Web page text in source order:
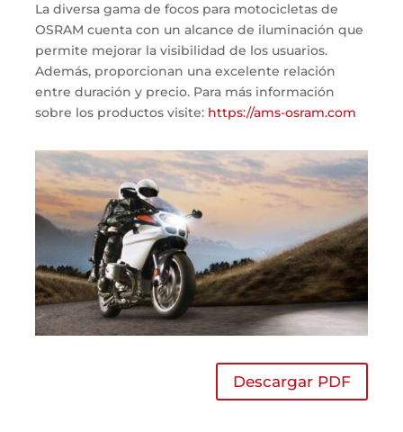
La diversa gama de focos para motocicletas de
OSRAM cuenta con un alcance de iluminación que
permite mejorar la visibilidad de los usuarios.
Además, proporcionan una excelente relación
entre duración y precio. Para más información
sobre los productos visite: https://ams-osram.com
Descargar PDF